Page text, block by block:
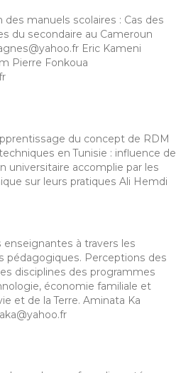
des manuels scolaires : Cas des
du secondaire au Cameroun
Eric Kameni
Pierre Fonkoua
du concept de RDM
en Tunisie : influence de
universitaire accomplie par les
sur leurs pratiques Ali Hemdi
à travers les
pédagogiques. Perceptions des
disciplines des programmes
économie familiale et
et de la Terre. Aminata Ka